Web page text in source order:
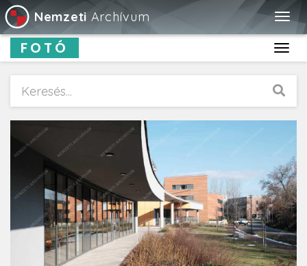
Nemzeti Archívum
FOTÓ